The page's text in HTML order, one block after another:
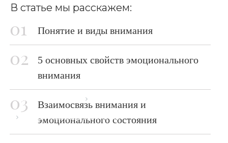
Главная страница
Эмоциональное внимание
В статье мы расскажем:
Понятие и виды внимания
5 основных свойств эмоционального
внимания
Взаимосвязь внимания и
эмоционального состояния